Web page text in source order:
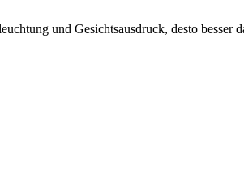
und Gesichtsausdruck, desto besser